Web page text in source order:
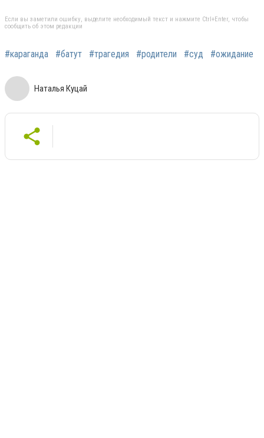
Если вы заметили ошибку, выделите необходимый текст и нажмите Ctrl+Enter, чтобы
сообщить об этом редакции
#караганда #батут #трагедия #родители #суд #ожидание
Наталья Куцай